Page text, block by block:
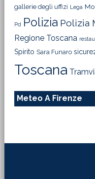
gallerie degli uffizi Lega
Pd Polizia Polizia
Regione Toscana
Spirito Sara Funaro
Toscana
Meteo A Firenze